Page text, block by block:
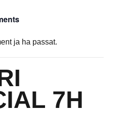
ja ha passat.
7H